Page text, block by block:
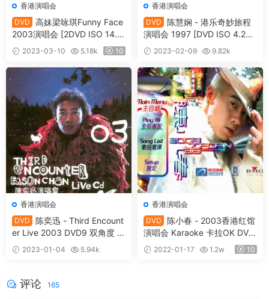
香港演唱会
DVD
高妹梁咏琪Funny Face
2003演唱会 [2DVD ISO 14.2
GB]2023-03-10 5.18k 10
香港演唱会
DVD
陈慧娴 - 港乐奇妙旅程
演唱会 1997 [DVD ISO 4.24
G] 2023-02-09
9.82k
香港演唱会
DVD
陈奕迅 - Third Encount
er Live 2003 DVD9 双角度 [2
DVD ISO 15.1G]
2023-01-04
5.94k
香港演唱会
DVD
陈小春 - 2003香港红馆
演唱会 Karaoke 卡拉OK DVD
9《DVD ISO 7.15G》
2022-01-17 1.2w 10
评论 165